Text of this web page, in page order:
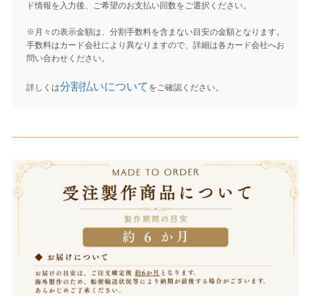
ド情報を入力後、ご希望のお支払い回数をご選択ください。
※月々の表示金額は、分割手数料を含まない目安の金額となります。
手数料はカード会社により異なりますので、詳細は各カード会社へお
問い合わせください。
詳しくは分割払いについて をご確認ください。